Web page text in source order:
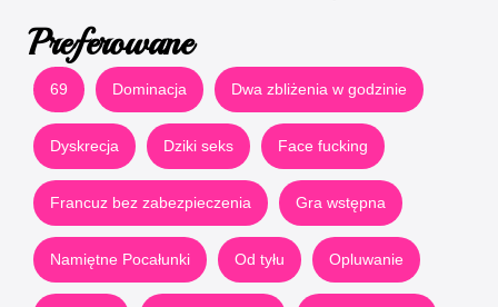
Preferowane
69 Dominacja Dwa zbliżenia w godzinie
Dyskrecja Dziki seks Face fucking
Francuz bez zabezpieczenia Gra wstępna
Namiętne Pocałunki Od tyłu Opluwanie